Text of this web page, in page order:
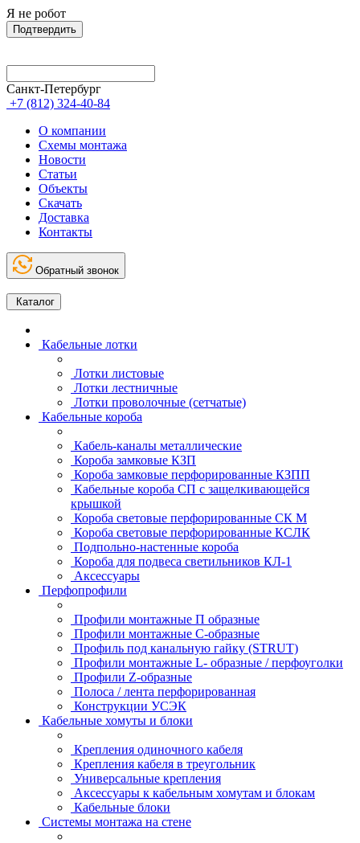
Я не робот
Подтвердить
Санкт-Петербург
+7 (812) 324-40-84
О компании
Схемы монтажа
Новости
Статьи
Объекты
Скачать
Доставка
Контакты
Обратный звонок
Каталог
Кабельные лотки
Лотки листовые
Лотки лестничные
Лотки проволочные (сетчатые)
Кабельные короба
Кабель-каналы металлические
Короба замковые КЗП
Короба замковые перфорированные КЗПП
Кабельные короба СП с защелкивающейся
крышкой
Короба световые перфорированные СК М
Короба световые перфорированные КСЛК
Подпольно-настенные короба
Короба для подвеса светильников КЛ-1
Аксессуары
Перфопрофили
Профили монтажные П образные
Профили монтажные C-образные
Профиль под канальную гайку (STRUT)
Профили монтажные L- образные / перфоуголки
Профили Z-образные
Полоса / лента перфорированная
Конструкции УСЭК
Кабельные хомуты и блоки
Крепления одиночного кабеля
Крепления кабеля в треугольник
Универсальные крепления
Аксессуары к кабельным хомутам и блокам
Кабельные блоки
Системы монтажа на стене